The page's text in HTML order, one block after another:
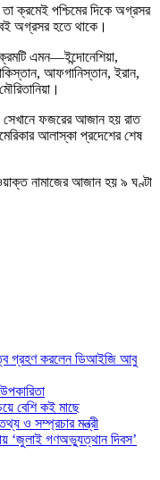
ক্রমেই পশ্চিমের দিকে অগ্রসর
অগ্রসর হতে থাকে।
এমন—ইন্দোনেশিয়া,
আফগানিস্তান, ইরান,
ফজরের আজান হয় রাত
আলাস্কা প্রদেশের শেষ
নামাজের আজান হয় ৯ ঘণ্টা
গ্রহণ করলেন ডিআইজি আবু
বেশি কই মাছে
ও সম্প্রচার মন্ত্রী
‘জুলাই গণঅভ্যুত্থান দিবস’